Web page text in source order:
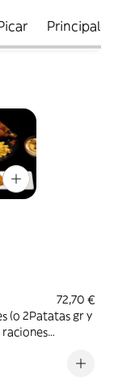
Principales
72,70 €
(o 2Patatas gr y
raciones